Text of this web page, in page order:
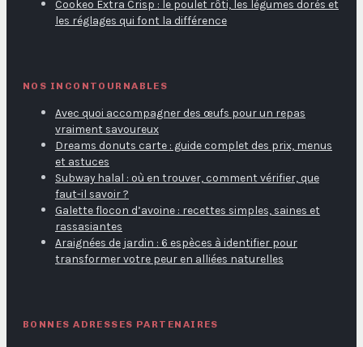
Cookeo Extra Crisp : le poulet rôti, les légumes dorés et
les réglages qui font la différence
NOS INCONTOURNABLES
Avec quoi accompagner des œufs pour un repas
vraiment savoureux
Dreams donuts carte : guide complet des prix, menus
et astuces
Subway halal : où en trouver, comment vérifier, que
faut-il savoir ?
Galette flocon d’avoine : recettes simples, saines et
rassasiantes
Araignées de jardin : 6 espèces à identifier pour
transformer votre peur en alliées naturelles
BONNES ADRESSES PARTENAIRES